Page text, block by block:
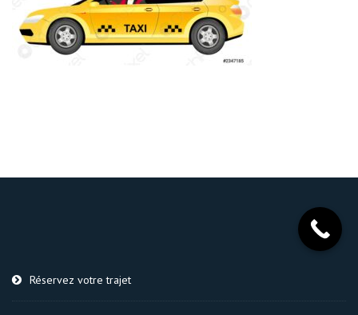
Réservez votre trajet